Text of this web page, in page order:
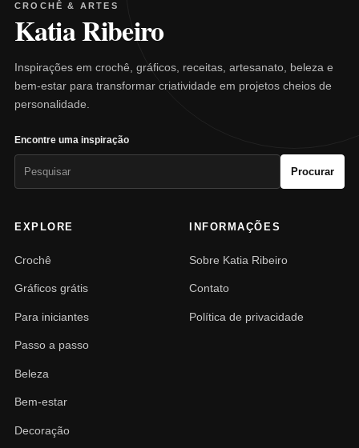
CROCHÊ & ARTES
Katia Ribeiro
Inspirações em crochê, gráficos, receitas, artesanato, beleza e
bem-estar para transformar criatividade em projetos cheios de
personalidade.
Encontre uma inspiração
Procurar
EXPLORE
Crochê
Gráficos grátis
Para iniciantes
Passo a passo
Beleza
Bem-estar
Decoração
INFORMAÇÕES
Sobre Katia Ribeiro
Contato
Política de privacidade